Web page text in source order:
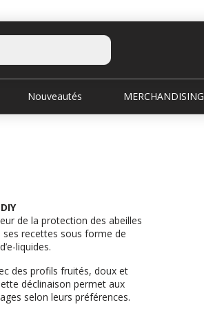
Nouveautés MERCHANDISING
de la protection des abeilles
ses recettes sous forme de
liquides.
des profils fruités, doux et
déclinaison permet aux
selon leurs préférences.